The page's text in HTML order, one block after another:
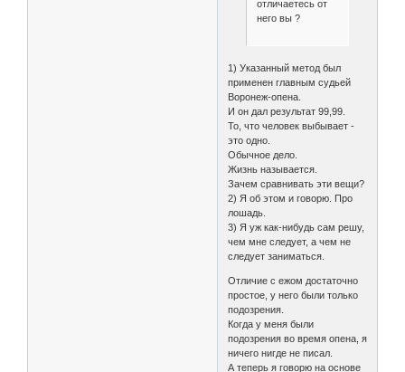
отличаетесь от
него вы ?
1) Указанный метод был
применен главным судьей
Воронеж-опена.
И он дал результат 99,99.
То, что человек выбывает -
это одно.
Обычное дело.
Жизнь называется.
Зачем сравнивать эти вещи?
2) Я об этом и говорю. Про
лошадь.
3) Я уж как-нибудь сам решу,
чем мне следует, а чем не
следует заниматься.
Отличие с ежом достаточно
простое, у него были только
подозрения.
Когда у меня были
подозрения во время опена, я
ничего нигде не писал.
А теперь я говорю на основе